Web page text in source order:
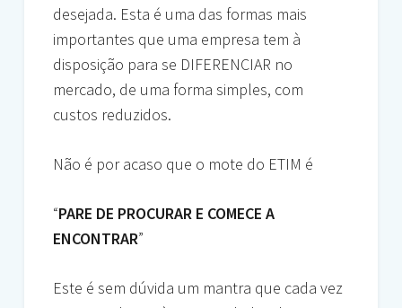
desejada. Esta é uma das formas mais
importantes que uma empresa tem à
disposição para se DIFERENCIAR no
mercado, de uma forma simples, com
custos reduzidos.
Não é por acaso que o mote do ETIM é
“PARE DE PROCURAR E COMECE A
ENCONTRAR”
Este é sem dúvida um mantra que cada vez